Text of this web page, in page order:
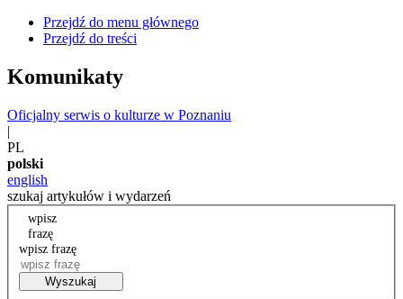
Przejdź do menu głównego
Przejdź do treści
Komunikaty
Oficjalny serwis o kulturze w Poznaniu
|
PL
polski
english
szukaj artykułów i wydarzeń
wpisz
frazę
wpisz frazę
Wyszukaj